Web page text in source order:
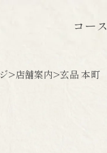
コース
>店舗案内>玄品 本町